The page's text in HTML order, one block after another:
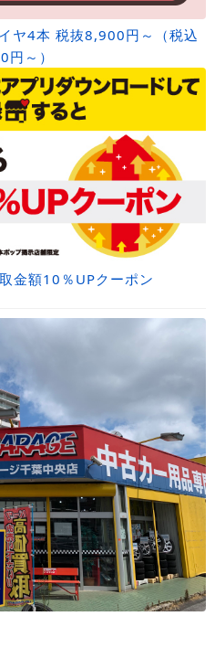
ヤ4本 税抜8,900円～（税込
～）
金額10％UPクーポン